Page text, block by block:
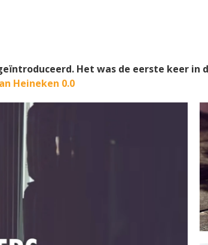
Het was de eerste keer in
Heineken 0.0